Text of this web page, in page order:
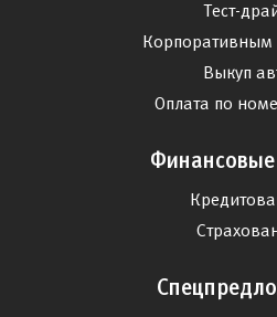
Тест-
Корпоративным
Выкуп
Оплата по
Финансовые